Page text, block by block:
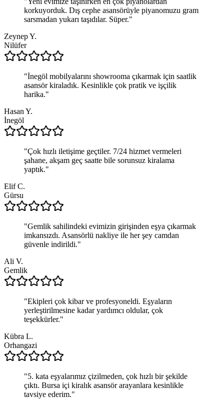
korkuyorduk. Dış cephe asansörüyle piyanomuzu gram
sarsmadan yukarı taşıdılar. Süper."
Zeynep Y.
Nilüfer
"İnegöl mobilyalarını showrooma çıkarmak için saatlik
asansör kiraladık. Kesinlikle çok pratik ve işçilik
harika."
Hasan Y.
İnegöl
"Çok hızlı iletişime geçtiler. 7/24 hizmet vermeleri
şahane, akşam geç saatte bile sorunsuz kiralama
yaptık."
Elif C.
Gürsu
"Gemlik sahilindeki evimizin girişinden eşya çıkarmak
imkansızdı. Asansörlü nakliye ile her şey camdan
güvenle indirildi."
Ali V.
Gemlik
"Ekipleri çok kibar ve profesyoneldi. Eşyaların
yerleştirilmesine kadar yardımcı oldular, çok
teşekkürler."
Kübra L.
Orhangazi
"5. kata eşyalarımız çizilmeden, çok hızlı bir şekilde
çıktı. Bursa içi kiralık asansör arayanlara kesinlikle
tavsiye ederim."